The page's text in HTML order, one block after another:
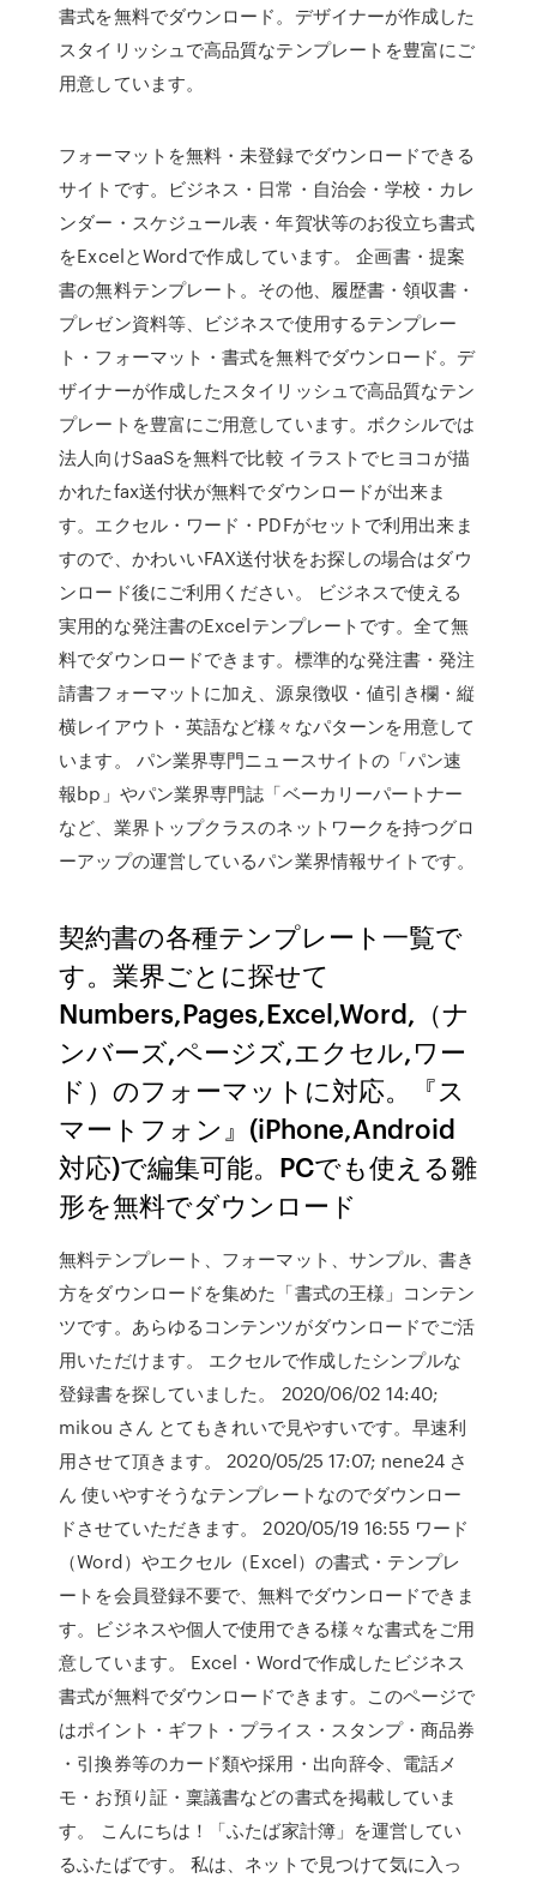
書式を無料でダウンロード。デザイナーが作成した
スタイリッシュで高品質なテンプレートを豊富にご
用意しています。
フォーマットを無料・未登録でダウンロードできる
サイトです。ビジネス・日常・自治会・学校・カレ
ンダー・スケジュール表・年賀状等のお役立ち書式
をExcelとWordで作成しています。 企画書・提案
書の無料テンプレート。その他、履歴書・領収書・
プレゼン資料等、ビジネスで使用するテンプレー
ト・フォーマット・書式を無料でダウンロード。デ
ザイナーが作成したスタイリッシュで高品質なテン
プレートを豊富にご用意しています。ボクシルでは
法人向けSaaSを無料で比較 イラストでヒヨコが描
かれたfax送付状が無料でダウンロードが出来ま
す。エクセル・ワード・PDFがセットで利用出来ま
すので、かわいいFAX送付状をお探しの場合はダウ
ンロード後にご利用ください。 ビジネスで使える
実用的な発注書のExcelテンプレートです。全て無
料でダウンロードできます。標準的な発注書・発注
請書フォーマットに加え、源泉徴収・値引き欄・縦
横レイアウト・英語など様々なパターンを用意して
います。 パン業界専門ニュースサイトの「パン速
報bp」やパン業界専門誌「ベーカリーパートナー
など、業界トップクラスのネットワークを持つグロ
ーアップの運営しているパン業界情報サイトです。
契約書の各種テンプレート一覧で
す。業界ごとに探せて
Numbers,Pages,Excel,Word,（ナ
ンバーズ,ページズ,エクセル,ワー
ド）のフォーマットに対応。『ス
マートフォン』(iPhone,Android
対応)で編集可能。PCでも使える雛
形を無料でダウンロード
無料テンプレート、フォーマット、サンプル、書き
方をダウンロードを集めた「書式の王様」コンテン
ツです。あらゆるコンテンツがダウンロードでご活
用いただけます。 エクセルで作成したシンプルな
登録書を探していました。 2020/06/02 14:40;
mikou さん とてもきれいで見やすいです。早速利
用させて頂きます。 2020/05/25 17:07; nene24 さ
ん 使いやすそうなテンプレートなのでダウンロー
ドさせていただきます。 2020/05/19 16:55 ワード
（Word）やエクセル（Excel）の書式・テンプレ
ートを会員登録不要で、無料でダウンロードできま
す。ビジネスや個人で使用できる様々な書式をご用
意しています。 Excel・Wordで作成したビジネス
書式が無料でダウンロードできます。このページで
はポイント・ギフト・プライス・スタンプ・商品券
・引換券等のカード類や採用・出向辞令、電話メ
モ・お預り証・稟議書などの書式を掲載していま
す。 こんにちは！「ふたば家計簿」を運営してい
るふたばです。 私は、ネットで見つけて気に入っ